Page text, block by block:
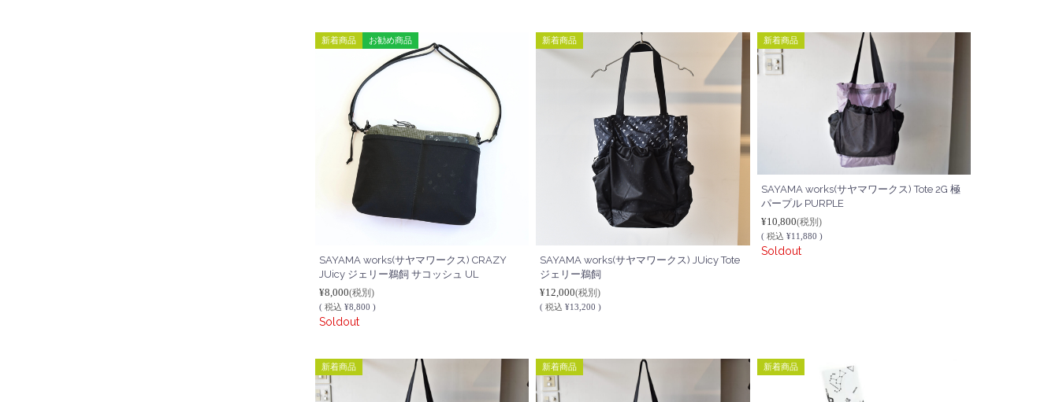
新着商品 お勧め商品
SAYAMA works(サヤマワークス) CRAZY
JUicy ジェリー鵜飼 サコッシュ UL
¥8,000(税別)
( 税込 ¥8,800 )
Soldout
新着商品
SAYAMA works(サヤマワークス) JUicy Tote
ジェリー鵜飼
¥12,000(税別)
(税込 ¥13,200 )
新着商品
SAYAMA works(サヤマワークス) Tote 2G 極
パープル PURPLE
¥10,800(税別)
( 税込 ¥11,880 )
Soldout
新着商品 新着商品 新着商品